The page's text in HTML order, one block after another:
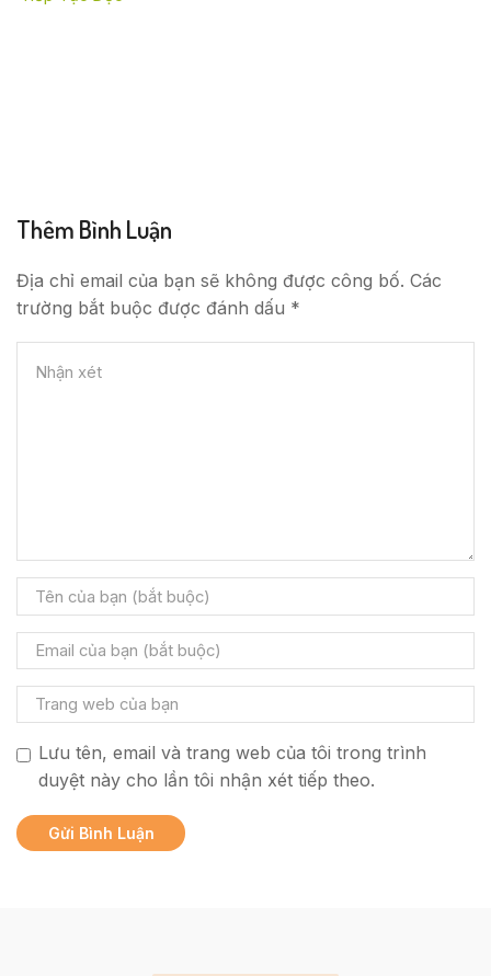
Thêm Bình Luận
Địa chỉ email của bạn sẽ không được công bố. Các
trường bắt buộc được đánh dấu *
Lưu tên, email và trang web của tôi trong trình
duyệt này cho lần tôi nhận xét tiếp theo.